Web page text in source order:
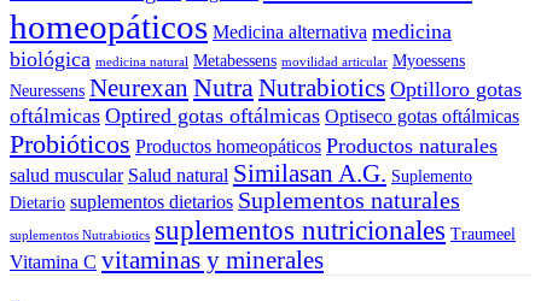
homeopáticos Medicina alternativa medicina
biológica medicina natural Metabessens movilidad articular Myoessens
Neuressens Neurexan NutraNutrabiotics Optilloro gotas
oftálmicas Optired gotas oftálmicas Optiseco gotas oftálmicas
Probióticos Productos homeopáticos Productos naturales
salud muscular Salud natural Similasan A.G. Suplemento
Dietario suplementos dietarios Suplementos naturales
suplementos Nutrabiotics suplementos nutricionales Traumeel
Vitamina C vitaminas y minerales